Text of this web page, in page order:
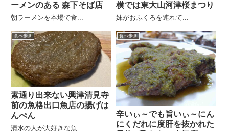
ーメンのある 森下そば店
朝ラーメンを本場で食...
横では東大山河津桜まつり
妹がおふくろを連れて...
食べ歩き
素通り出来ない興津清見寺
前の魚格出口魚店の揚げは
んぺん
清水の人が大好きな魚...
食べ歩き
辛いぃ～でも旨いぃ～にん
にくだれに度肝を抜かれた